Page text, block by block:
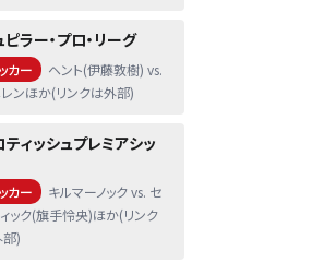
ピラー・プロ・リーグ
カー
ヘント(伊藤敦樹) vs.
レンほか(リンクは外部)
ティッシュプレミアシッ
カー
キルマーノック vs. セ
ック(旗手怜央)ほか(リンク
部)